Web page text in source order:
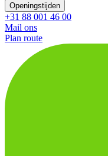
Openingstijden
+31 88 001 46 00
Mail ons
Plan route